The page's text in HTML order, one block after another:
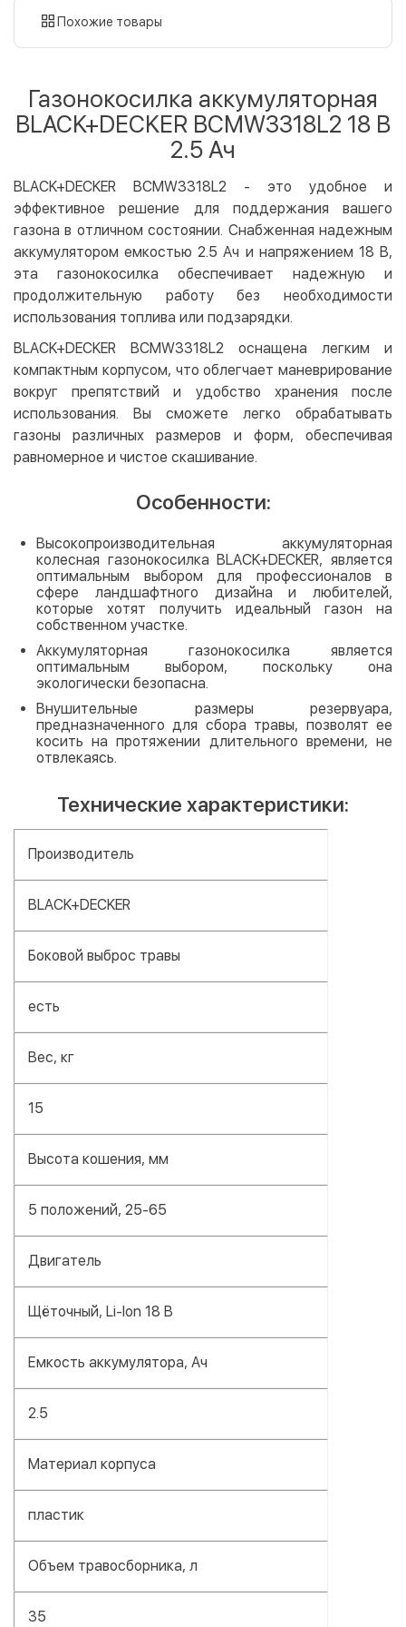
картой
LiqPay
Apple Pay
Безналичный расчет
Оплата на карту юр.лица
Бесплатно
Кредит
Покупка частями (Монобанк)
Похожие товары
Газонокосилка аккумуляторная
BLACK+DECKER BCMW3318L2 18 В
2.5 Ач
BLACK+DECKER BCMW3318L2 - это удобное и
эффективное решение для поддержания вашего
газона в отличном состоянии. Снабженная надежным
аккумулятором емкостью 2.5 Ач и напряжением 18 В,
эта газонокосилка обеспечивает надежную и
продолжительную работу без необходимости
использования топлива или подзарядки.
BLACK+DECKER BCMW3318L2 оснащена легким и
компактным корпусом, что облегчает маневрирование
вокруг препятствий и удобство хранения после
использования. Вы сможете легко обрабатывать
газоны различных размеров и форм, обеспечивая
равномерное и чистое скашивание.
Особенности:
Высокопроизводительная аккумуляторная
колесная газонокосилка BLACK+DECKER, является
оптимальным выбором для профессионалов в
сфере ландшафтного дизайна и любителей,
которые хотят получить идеальный газон на
собственном участке.
Аккумуляторная газонокосилка является
оптимальным выбором, поскольку она
экологически безопасна.
Внушительные размеры резервуара,
предназначенного для сбора травы, позволят ее
косить на протяжении длительного времени, не
отвлекаясь.
Технические характеристики:
Производитель
BLACK+DECKER
Боковой выброс травы
есть
Вес, кг
15
Высота кошения, мм
5 положений, 25-65
Двигатель
Щёточный, Li-Ion 18 В
Емкость аккумулятора, Ач
2.5
Материал корпуса
пластик
Объем травосборника, л
35